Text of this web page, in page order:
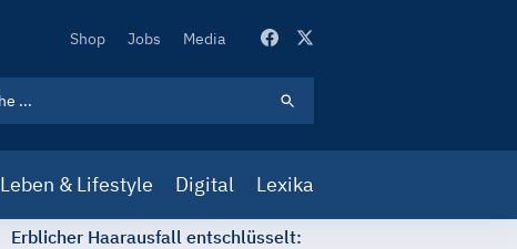
Secondary
Shop Jobs Media
Leben & Lifestyle Digital Lexika
Erblicher Haarausfall entschlüsselt: